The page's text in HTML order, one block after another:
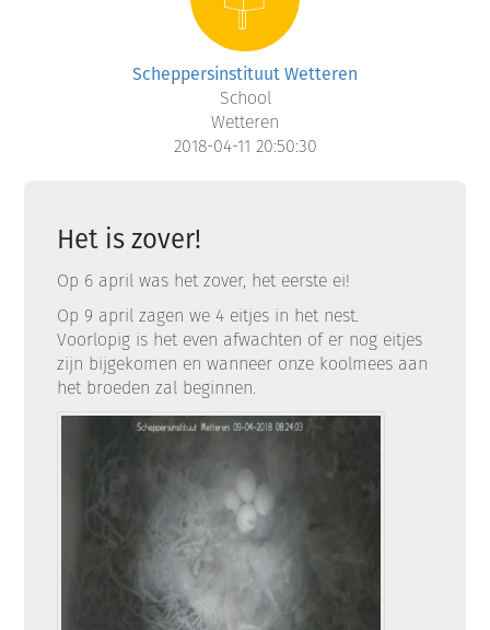
Scheppersinstituut Wetteren
School
Wetteren
2018-04-11 20:50:30
Het is zover!
Op 6 april was het zover, het eerste ei!
Op 9 april zagen we 4 eitjes in het nest.
Voorlopig is het even afwachten of er nog eitjes
zijn bijgekomen en wanneer onze koolmees aan
het broeden zal beginnen.